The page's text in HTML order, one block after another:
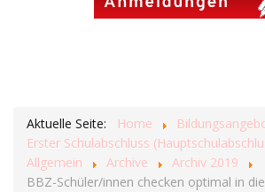
Aktuelle Seite: Home
Erster Schulabschluss
Allgemein
Archive
Archiv 2019
BBZ-Schüler/innen checken optimal in